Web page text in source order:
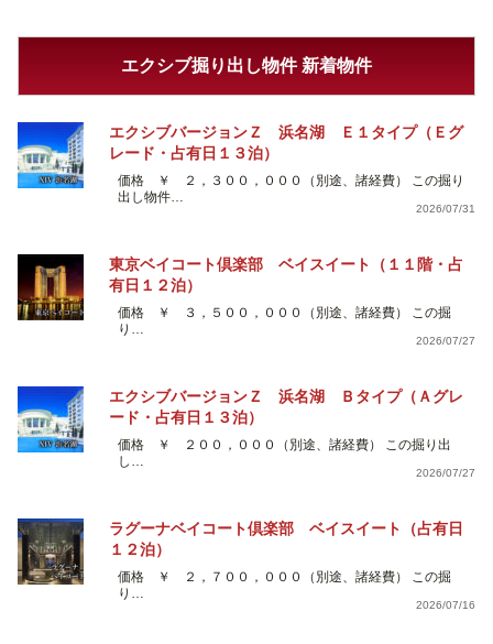
エクシブ掘り出し物件 新着物件
エクシブバージョンＺ 浜名湖 Ｅ１タイプ（Ｅグ
レード・占有日１３泊）
価格 ￥ ２，３００，０００（別途、諸経費） この掘り
出し物件…
2026/07/31
東京ベイコート倶楽部 ベイスイート（１１階・占
有日１２泊）
価格 ￥ ３，５００，０００（別途、諸経費） この掘
り…
2026/07/27
エクシブバージョンＺ 浜名湖 Ｂタイプ（Ａグレ
ード・占有日１３泊）
価格 ￥ ２００，０００（別途、諸経費） この掘り出
し…
2026/07/27
ラグーナベイコート倶楽部 ベイスイート（占有日
１２泊）
価格 ￥ ２，７００，０００（別途、諸経費） この掘
り…
2026/07/16